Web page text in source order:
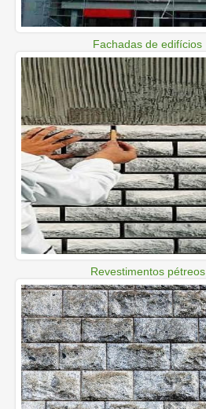
Fachadas de edifícios
Revestimentos pétreos